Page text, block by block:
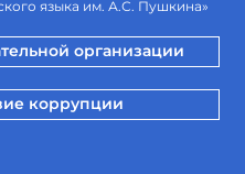
языка им. А.С. Пушкина»
организации
коррупции